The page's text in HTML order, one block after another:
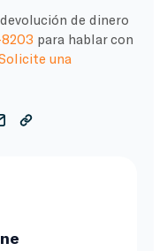
de dinero
para hablar con
una